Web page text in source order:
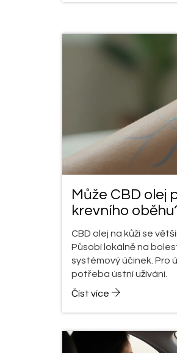
Může CBD olej
krevního
CBD olej na kůži se
Působí lokálně na
systémový účinek. Pro
potřeba ústní užívání.
Číst více